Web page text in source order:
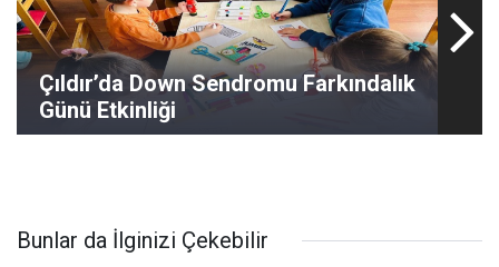
Çıldır’da Down Sendromu Farkındalık
Günü Etkinliği
Bunlar da İlginizi Çekebilir